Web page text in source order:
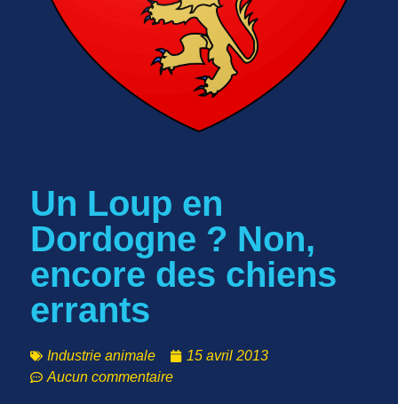
Un Loup en
Dordogne ? Non,
encore des chiens
errants
Industrie animale
15 avril 2013
Aucun commentaire